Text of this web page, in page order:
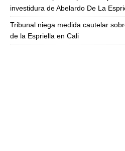
investidura de Abelardo De La
Tribunal niega medida cautelar
de la Espriella en Cali